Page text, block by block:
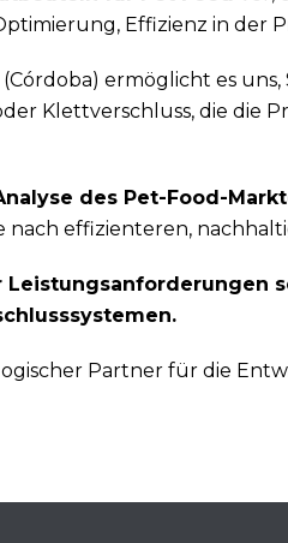
Effizienz in
ermöglicht es
Klettverschluss, die die
des Pet-Food-
effizienteren,
Partner für die